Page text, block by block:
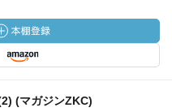
(マガジンZKC)